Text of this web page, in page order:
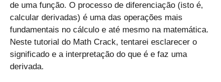
de uma função. O processo de diferenciação (isto é,
calcular derivadas) é uma das operações mais
fundamentais no cálculo e até mesmo na matemática.
Neste tutorial do Math Crack, tentarei esclarecer o
significado e a interpretação do que é e faz uma
derivada.